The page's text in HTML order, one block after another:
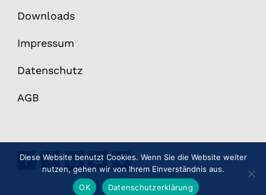
Downloads
Impressum
Datenschutz
AGB
Diese Website benutzt Cookies. Wenn Sie die Website weiter
nutzen, gehen wir von Ihrem Einverständnis aus.
OK
Datenschutzerklärung